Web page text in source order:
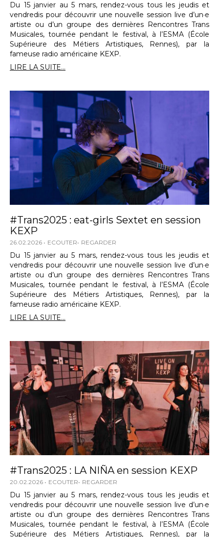
Du 15 janvier au 5 mars, rendez-vous tous les jeudis et
vendredis pour découvrir une nouvelle session live d’un·e
artiste ou d’un groupe des dernières Rencontres Trans
Musicales, tournée pendant le festival, à l’ESMA (École
Supérieure des Métiers Artistiques, Rennes), par la
fameuse radio américaine KEXP.
LIRE LA SUITE...
#Trans2025 : eat-girls Sextet en session
KEXP
26.02.2026 ECOUTER REGARDER
Du 15 janvier au 5 mars, rendez-vous tous les jeudis et
vendredis pour découvrir une nouvelle session live d’un·e
artiste ou d’un groupe des dernières Rencontres Trans
Musicales, tournée pendant le festival, à l’ESMA (École
Supérieure des Métiers Artistiques, Rennes), par la
fameuse radio américaine KEXP.
LIRE LA SUITE...
#Trans2025 : LA NIÑA en session KEXP
20.02.2026 ECOUTER REGARDER
Du 15 janvier au 5 mars, rendez-vous tous les jeudis et
vendredis pour découvrir une nouvelle session live d’un·e
artiste ou d’un groupe des dernières Rencontres Trans
Musicales, tournée pendant le festival, à l’ESMA (École
Supérieure des Métiers Artistiques, Rennes), par la